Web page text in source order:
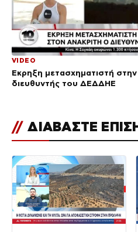
VIDEO
Έκρηξη μετασχηματιστή
διευθυντής του ΔΕΔΔΗΕ
// ΔΙΑΒΑΣΤΕ